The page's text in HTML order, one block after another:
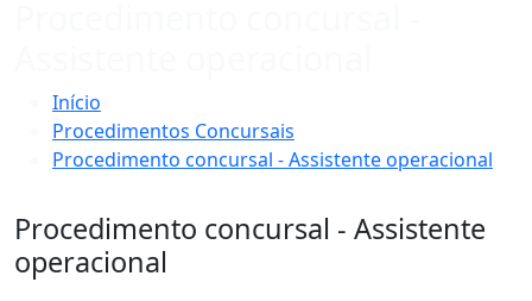
Início
Procedimentos Concursais
Procedimento concursal - Assistente operacional
Procedimento concursal - Assistente
operacional